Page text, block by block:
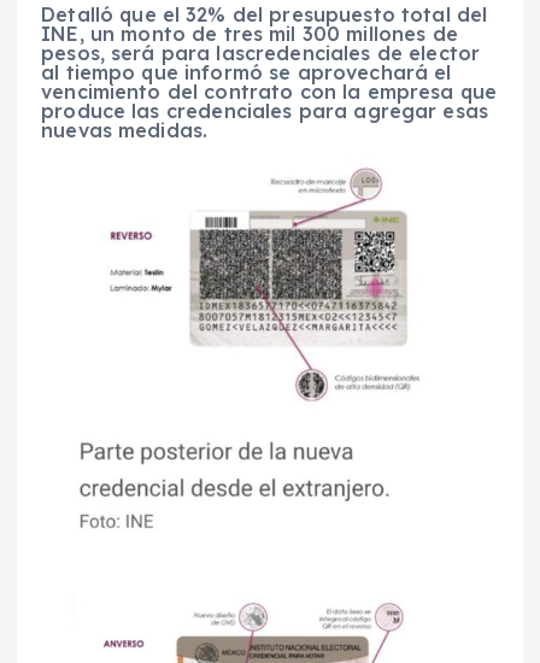
Detalló que el 32% del presupuesto total del
INE, un monto de tres mil 300 millones de
pesos, será para lascredenciales de elector
al tiempo que informó se aprovechará el
vencimiento del contrato con la empresa que
produce las credenciales para agregar esas
nuevas medidas.